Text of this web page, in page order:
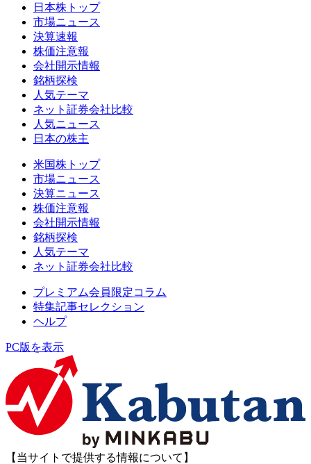
日本株トップ
市場ニュース
決算速報
株価注意報
会社開示情報
銘柄探検
人気テーマ
ネット証券会社比較
人気ニュース
日本の株主
米国株トップ
市場ニュース
決算ニュース
株価注意報
会社開示情報
銘柄探検
人気テーマ
ネット証券会社比較
プレミアム会員限定コラム
特集記事セレクション
ヘルプ
PC版を表示
【当サイトで提供する情報について】